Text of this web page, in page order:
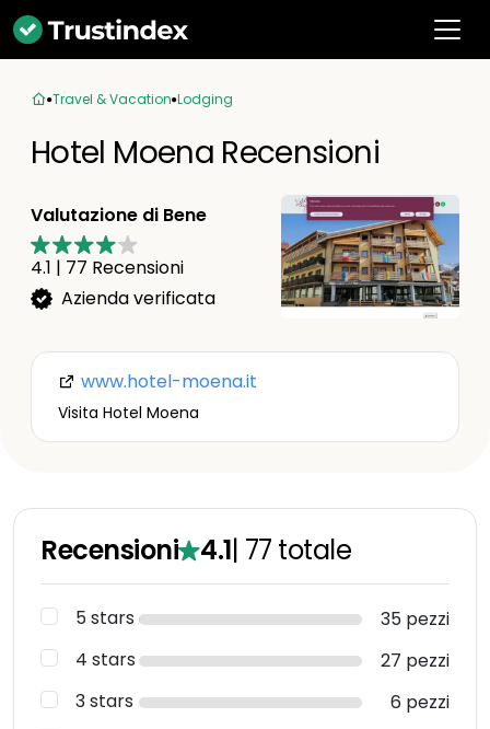
Travel & Vacation Lodging
Hotel Moena Recensioni
Valutazione di Bene
4.1 | 77 Recensioni
Azienda verificata
www.hotel-moena.it
Visita Hotel Moena
Recensioni 4.1| 77 totale
5 stars
35 pezzi
4 stars
27 pezzi
3 stars
6 pezzi